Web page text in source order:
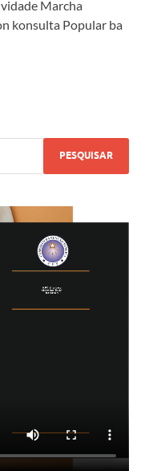
Marcha
konsulta Popular ba